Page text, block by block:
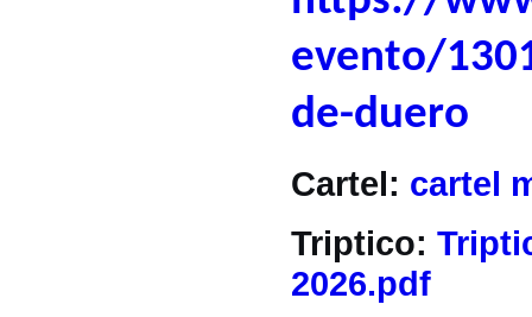
evento/
de-duero
Cartel: cartel
Triptico:
2026.pdf